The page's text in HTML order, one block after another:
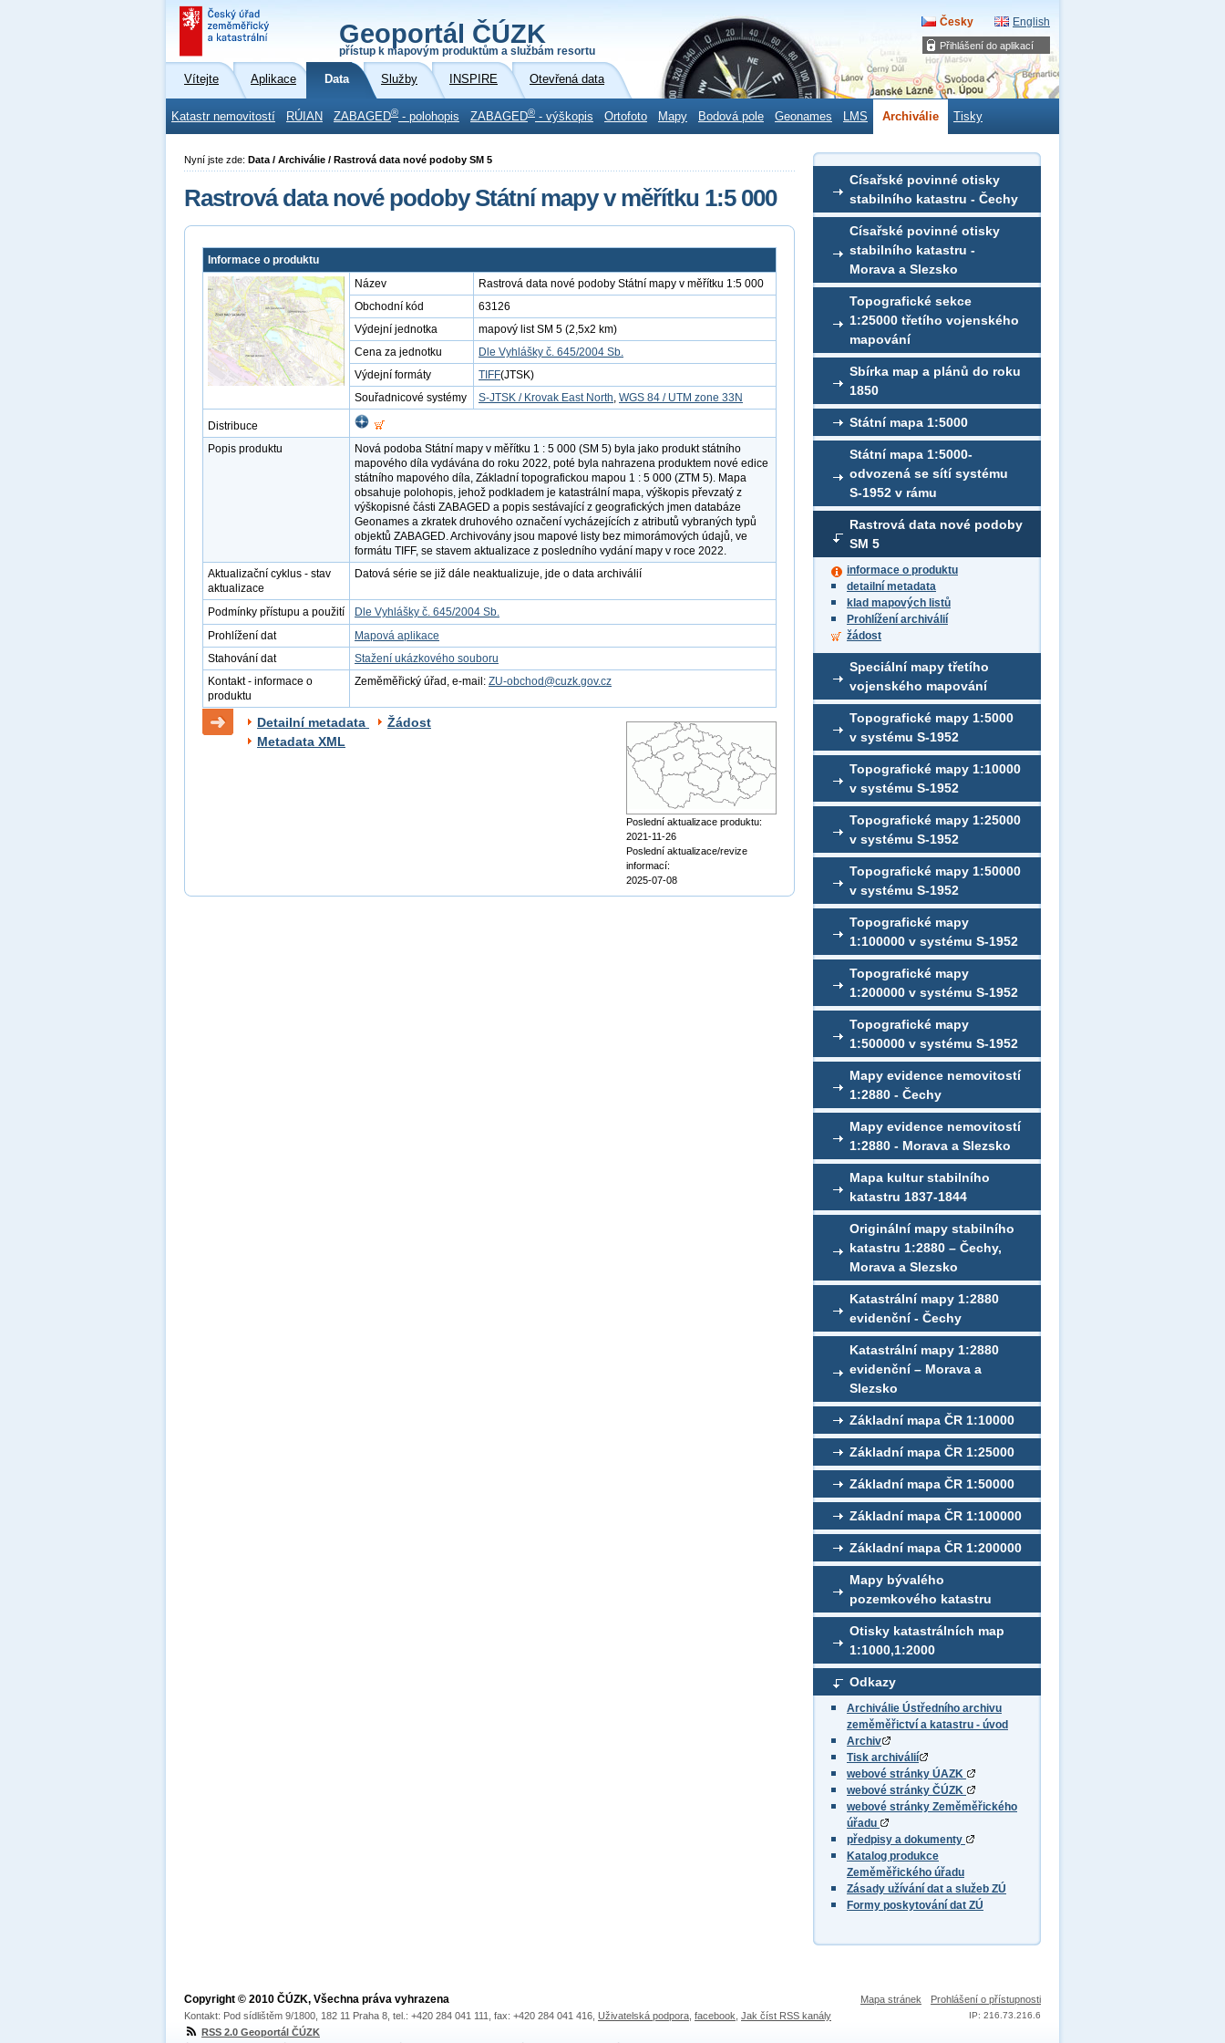
Přihlášení do aplikací
Geoportál ČÚZK
přístup k mapovým produktům a službám resortu
Česky English
Vítejte Aplikace Data Služby INSPIRE Otevřená data
Katastr nemovitostí RÚIAN ZABAGED® - polohopis ZABAGED® - výškopis Ortofoto Mapy Bodová pole Geonames LMS Archiválie Tisky
Císařské povinné otisky
stabilního katastru - Čechy
Císařské povinné otisky
stabilního katastru -
Morava a Slezsko
Topografické sekce
1:25000 třetího vojenského
mapování
Sbírka map a plánů do roku
1850
Státní mapa 1:5000
Státní mapa 1:5000-
odvozená se sítí systému
S-1952 v rámu
Rastrová data nové podoby
SM 5
informace o produktu
detailní metadata
klad mapových listů
Prohlížení archiválií
žádost
Speciální mapy třetího
vojenského mapování
Topografické mapy 1:5000
v systému S-1952
Topografické mapy 1:10000
v systému S-1952
Topografické mapy 1:25000
v systému S-1952
Topografické mapy 1:50000
v systému S-1952
Topografické mapy
1:100000 v systému S-1952
Topografické mapy
1:200000 v systému S-1952
Topografické mapy
1:500000 v systému S-1952
Mapy evidence nemovitostí
1:2880 - Čechy
Mapy evidence nemovitostí
1:2880 - Morava a Slezsko
Mapa kultur stabilního
katastru 1837-1844
Originální mapy stabilního
katastru 1:2880 – Čechy,
Morava a Slezsko
Katastrální mapy 1:2880
evidenční - Čechy
Katastrální mapy 1:2880
evidenční – Morava a
Slezsko
Základní mapa ČR 1:10000
Základní mapa ČR 1:25000
Základní mapa ČR 1:50000
Základní mapa ČR 1:100000
Základní mapa ČR 1:200000
Mapy bývalého
pozemkového katastru
Otisky katastrálních map
1:1000,1:2000
Odkazy
Archiválie Ústředního archivu
zeměměřictví a katastru - úvod
Archiv
Tisk archiválií
webové stránky ÚAZK
webové stránky ČÚZK
webové stránky Zeměměřického
úřadu
předpisy a dokumenty
Katalog produkce
Zeměměřického úřadu
Zásady užívání dat a služeb ZÚ
Formy poskytování dat ZÚ
Nyní jste zde: Data / Archiválie / Rastrová data nové podoby SM 5
Rastrová data nové podoby Státní mapy v měřítku 1:5 000
Informace o produktu
Název
Rastrová data nové podoby Státní mapy v měřítku 1:5 000
Obchodní kód
63126
Výdejní jednotka
mapový list SM 5 (2,5x2 km)
Cena za jednotku
Dle Vyhlášky č. 645/2004 Sb.
Výdejní formáty
TIFF(JTSK)
Souřadnicové systémy
S-JTSK / Krovak East North, WGS 84 / UTM zone 33N
Distribuce
Popis produktu
Nová podoba Státní mapy v měřítku 1 : 5 000 (SM 5) byla jako produkt státního
mapového díla vydávána do roku 2022, poté byla nahrazena produktem nové edice
státního mapového díla, Základní topografickou mapou 1 : 5 000 (ZTM 5). Mapa
obsahuje polohopis, jehož podkladem je katastrální mapa, výškopis převzatý z
výškopisné části ZABAGED a popis sestávající z geografických jmen databáze
Geonames a zkratek druhového označení vycházejících z atributů vybraných typů
objektů ZABAGED. Archivovány jsou mapové listy bez mimorámových údajů, ve
formátu TIFF, se stavem aktualizace z posledního vydání mapy v roce 2022.
Aktualizační cyklus - stav
aktualizace
Datová série se již dále neaktualizuje, jde o data archiválií
Podmínky přístupu a použití
Dle Vyhlášky č. 645/2004 Sb.
Prohlížení dat
Mapová aplikace
Stahování dat
Stažení ukázkového souboru
Kontakt - informace o
produktu
Zeměměřický úřad, e-mail: ZU-obchod@cuzk.gov.cz
Detailní metadata
Žádost
Metadata XML
Poslední aktualizace produktu:
2021-11-26
Poslední aktualizace/revize
informací:
2025-07-08
Mapa stránek Prohlášení o přístupnosti
IP: 216.73.216.6
Copyright © 2010 ČÚZK, Všechna práva vyhrazena
Kontakt: Pod sídlištěm 9/1800, 182 11 Praha 8, tel.: +420 284 041 111, fax: +420 284 041 416, Uživatelská podpora facebook Jak číst RSS kanály
RSS 2.0 Geoportál ČÚZK